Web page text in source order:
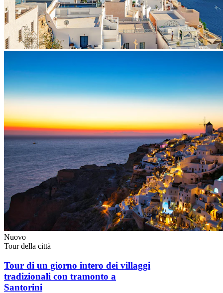
Nuovo
Tour della città
Tour di un giorno intero dei villaggi
tradizionali con tramonto a
Santorini